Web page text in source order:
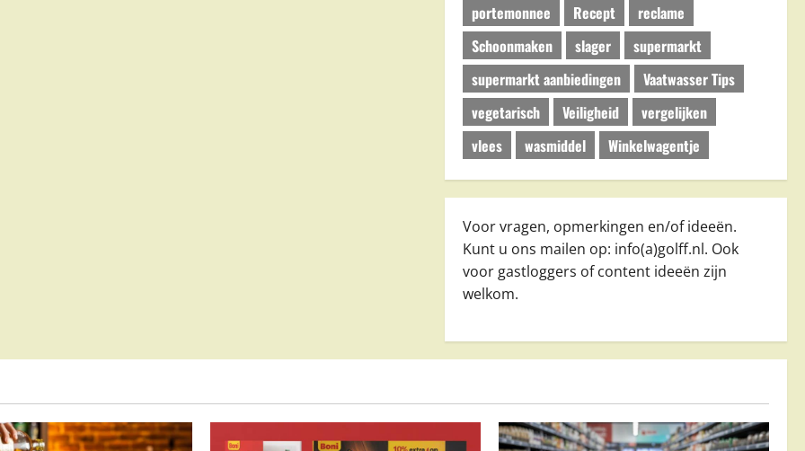
portemonnee
Recept
reclame
Schoonmaken
slager
supermarkt
supermarkt aanbiedingen
Vaatwasser Tips
vegetarisch
Veiligheid
vergelijken
vlees
wasmiddel Winkelwagentje
Voor vragen, opmerkingen en/of ideeën.
Kunt u ons mailen op: info(a)golff.nl. Ook
voor gastloggers of content ideeën zijn
welkom.